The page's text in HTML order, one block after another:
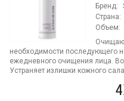
Бренд:
Страна:
Объем:
необходимости последующего
ежедневного очищения лица.
Устраняет излишки кожного